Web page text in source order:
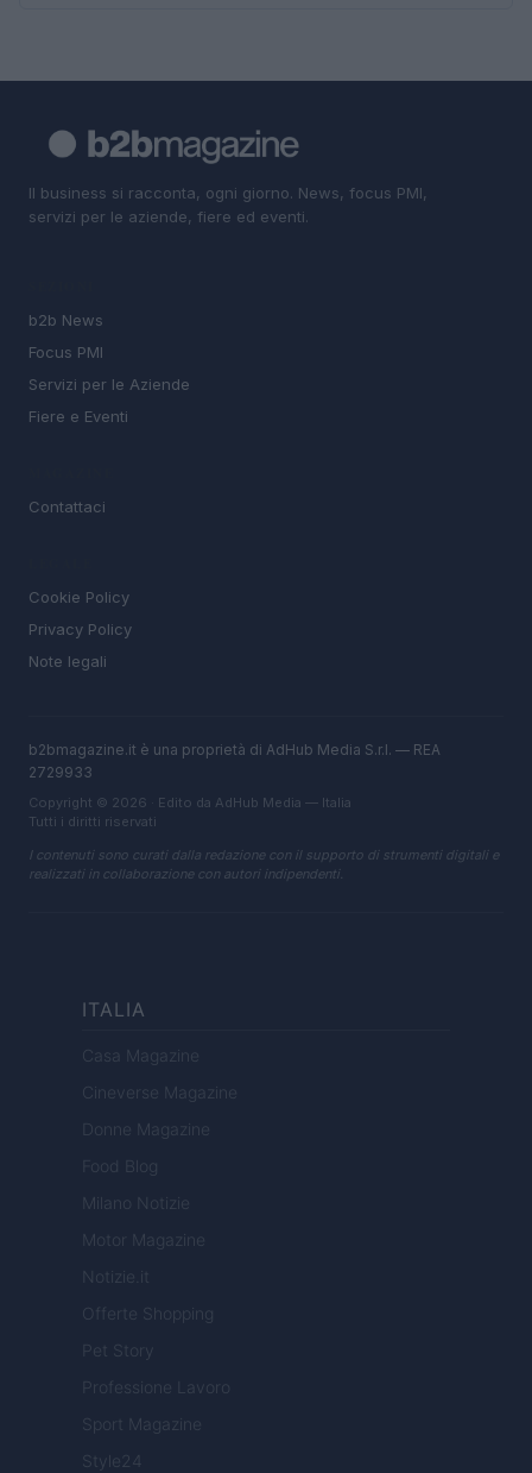
Il business si racconta, ogni giorno. News, focus PMI,
servizi per le aziende, fiere ed eventi.
b2b News
Focus PMI
Servizi per le Aziende
Fiere e Eventi
Contattaci
Cookie Policy
Privacy Policy
Note legali
b2bmagazine.it è una proprietà di AdHub Media S.r.l. — REA
2729933
Copyright © 2026 · Edito da AdHub Media — Italia
Tutti i diritti riservati
I contenuti sono curati dalla redazione con il supporto di strumenti digitali e
realizzati in collaborazione con autori indipendenti.
ITALIA
Casa Magazine
Cineverse Magazine
Donne Magazine
Food Blog
Milano Notizie
Motor Magazine
Notizie.it
Offerte Shopping
Pet Story
Professione Lavoro
Sport Magazine
Style24